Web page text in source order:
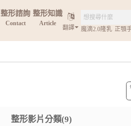
翻譯 魔滴2.0隆乳 正顎
整形諮詢
Contact
整形知識
Article
整形影片分類(9)